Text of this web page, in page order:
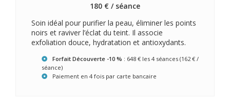
180 € / séance
Soin idéal pour purifier la peau, éliminer les points
noirs et raviver l’éclat du teint. Il associe
exfoliation douce, hydratation et antioxydants.
Forfait Découverte -10 % : 648 € les 4 séances (162 € /
séance)
Paiement en 4 fois par carte bancaire